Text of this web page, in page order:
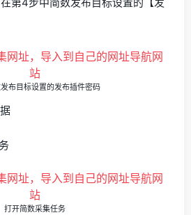
布目标设置的发布插件密码
打开简数采集任务